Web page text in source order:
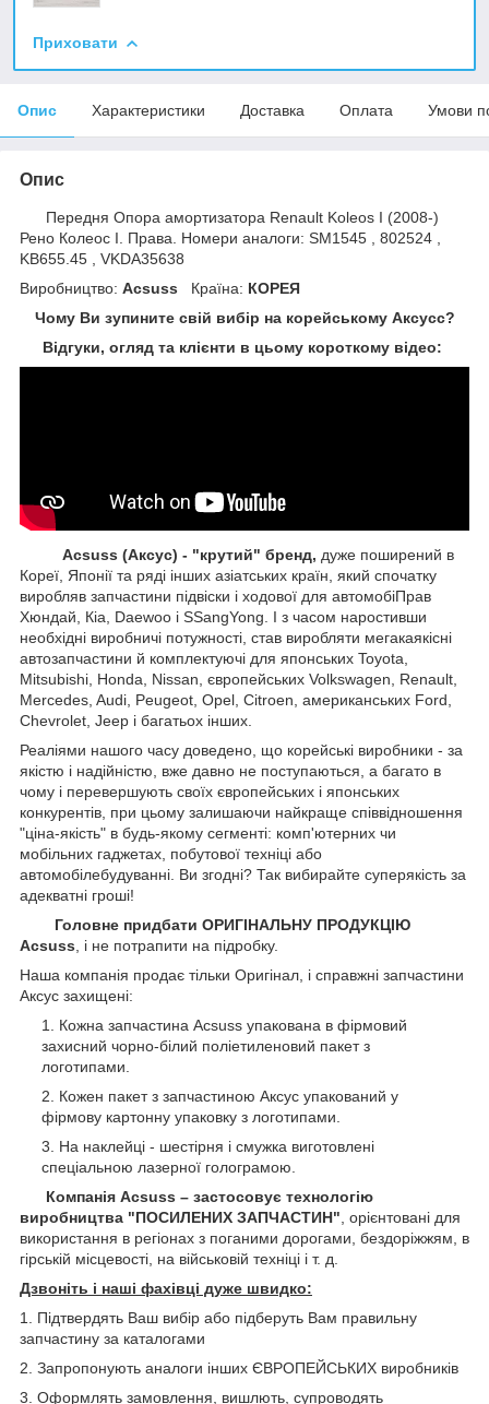
Приховати
Опис Характеристики Доставка Оплата Умови
Опис
Передня Опора амортизатора Renault Koleos I (2008-)
Рено Колеос I. Права. Номери аналоги: SM1545 , 802524 ,
KB655.45 , VKDA35638
Виробництво: Acsuss Країна: КОРЕЯ
Чому Ви зупините свій вибір на корейському Аксусс?
Відгуки, огляд та клієнти в цьому короткому відео:
Acsuss (Аксус) - "крутий" бренд, дуже поширений в
Кореї, Японії та ряді інших азіатських країн, який спочатку
виробляв запчастини підвіски і ходової для автомобіПрав
Хюндай, Кіа, Daewoo і SSangYong. І з часом наростивши
необхідні виробничі потужності, став виробляти мегакаякісні
автозапчастини й комплектуючі для японських Toyota,
Mitsubishi, Honda, Nissan, європейських Volkswagen, Renault,
Mercedes, Audi, Peugeot, Opel, Citroen, американських Ford,
Chevrolet, Jeep і багатьох інших.
Реаліями нашого часу доведено, що корейські виробники - за
якістю і надійністю, вже давно не поступаються, а багато в
чому і перевершують своїх європейських і японських
конкурентів, при цьому залишаючи найкраще співвідношення
"ціна-якість" в будь-якому сегменті: комп'ютерних чи
мобільних гаджетах, побутової техніці або
автомобілебудуванні. Ви згодні? Так вибирайте суперякість за
адекватні гроші!
Головне придбати ОРИГІНАЛЬНУ ПРОДУКЦІЮ
Acsuss , і не потрапити на підробку.
Наша компанія продає тільки Оригінал, і справжні запчастини
Аксус захищені:
Кожна запчастина Acsuss упакована в фірмовий
захисний чорно-білий поліетиленовий пакет з
логотипами.
Кожен пакет з запчастиною Аксус упакований у
фірмову картонну упаковку з логотипами.
На наклейці - шестірня і смужка виготовлені
спеціальною лазерної голограмою.
Компанія Acsuss – застосовує технологію
виробництва "ПОСИЛЕНИХ ЗАПЧАСТИН" , орієнтовані для
використання в регіонах з поганими дорогами, бездоріжжям, в
гірській місцевості, на військовій техніці і т. д.
Дзвоніть і наші фахівці дуже швидко:
1. Підтвердять Ваш вибір або підберуть Вам правильну
запчастину за каталогами
2. Запропонують аналоги інших ЄВРОПЕЙСЬКИХ виробників
3. Оформлять замовлення, вишлють, супроводять